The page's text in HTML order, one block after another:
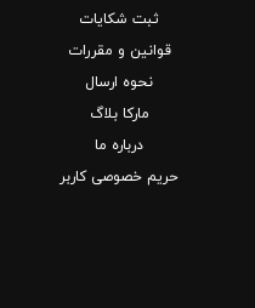
ثبت شکایات
قوانین و مقررات
نحوه ارسال
مارکا بلاگ
درباره ما
حریم خصوصی کاربر